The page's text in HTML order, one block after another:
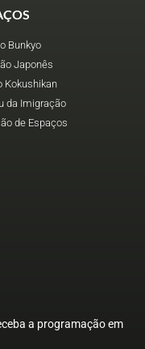
Bunkyo
Japonês
Kokushikan
da Imigração
de Espaços
a programação em